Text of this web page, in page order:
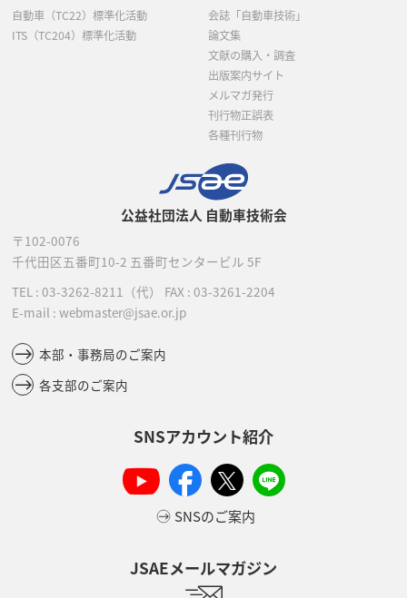
公益社団法人 自動車技術会
〒102-0076
千代田区五番町10-2 五番町センタービル 5F
TEL : 03-3262-8211 （代） FAX : 03-3261-2204
E-mail : webmaster@jsae.or.jp
本部・事務局のご案内
各支部のご案内
SNSアカウント紹介
SNSのご案内
JSAEメールマガジン
自動車（TC22）標準化活動
ITS（TC204）標準化活動
会誌「自動車技術」
論文集
文献の購入・調査
出版案内サイト
メルマガ発行
刊行物正誤表
各種刊行物